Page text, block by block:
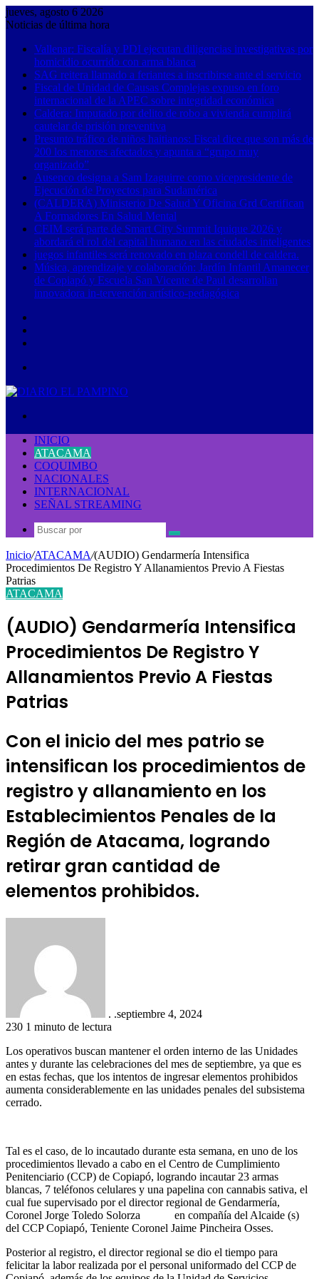
jueves, agosto 6 2026
Noticias de última hora
Vallenar: Fiscalía y PDI ejecutan diligencias investigativas por
homicidio ocurrido con arma blanca
SAG reitera llamado a feriantes a inscribirse ante el servicio
Fiscal de Unidad de Causas Complejas expuso en foro
internacional de la APEC sobre integridad económica
Caldera: Imputado por delito de robo a vivienda cumplirá
cautelar de prisión preventiva
Presunto tráfico de niños haitianos: Fiscal dice que son más de
200 los menores afectados y apunta a “grupo muy
organizado”
Ausenco designa a Sam Izaguirre como vicepresidente de
Ejecución de Proyectos para Sudamérica
(CALDERA) Ministerio De Salud Y Oficina Grd Certifican
A Formadores En Salud Mental
CEIM será parte de Smart City Summit Iquique 2026 y
abordará el rol del capital humano en las ciudades inteligentes
juegos infantiles será renovado en plaza condell de caldera.
Música, aprendizaje y colaboración: Jardín Infantil Amanecer
de Copiapó y Escuela San Vicente de Paul desarrollan
innovadora in-tervención artístico-pedagógica
INICIO
ATACAMA
COQUIMBO
NACIONALES
INTERNACIONAL
SEÑAL STREAMING
Buscar
Inicio/ATACAMA/(AUDIO) Gendarmería Intensifica
Procedimientos De Registro Y Allanamientos Previo A Fiestas
Patrias
ATACAMA
(AUDIO) Gendarmería Intensifica
Procedimientos De Registro Y
Allanamientos Previo A Fiestas
Patrias
Con el inicio del mes patrio se
intensifican los procedimientos de
registro y allanamiento en los
Establecimientos Penales de la
Región de Atacama, logrando
retirar gran cantidad de
elementos prohibidos.
. .septiembre 4, 2024
230 1 minuto de lectura
Los operativos buscan mantener el orden interno de las Unidades
antes y durante las celebraciones del mes de septiembre, ya que es
en estas fechas, que los intentos de ingresar elementos prohibidos
aumenta considerablemente en las unidades penales del subsistema
cerrado.
Tal es el caso, de lo incautado durante esta semana, en uno de los
procedimientos llevado a cabo en el Centro de Cumplimiento
Penitenciario (CCP) de Copiapó, logrando incautar 23 armas
blancas, 7 teléfonos celulares y una papelina con cannabis sativa, el
cual fue supervisado por el director regional de Gendarmería,
Coronel Jorge Toledo Solorza en compañía del Alcaide (s)
del CCP Copiapó, Teniente Coronel Jaime Pincheira Osses.
Posterior al registro, el director regional se dio el tiempo para
felicitar la labor realizada por el personal uniformado del CCP de